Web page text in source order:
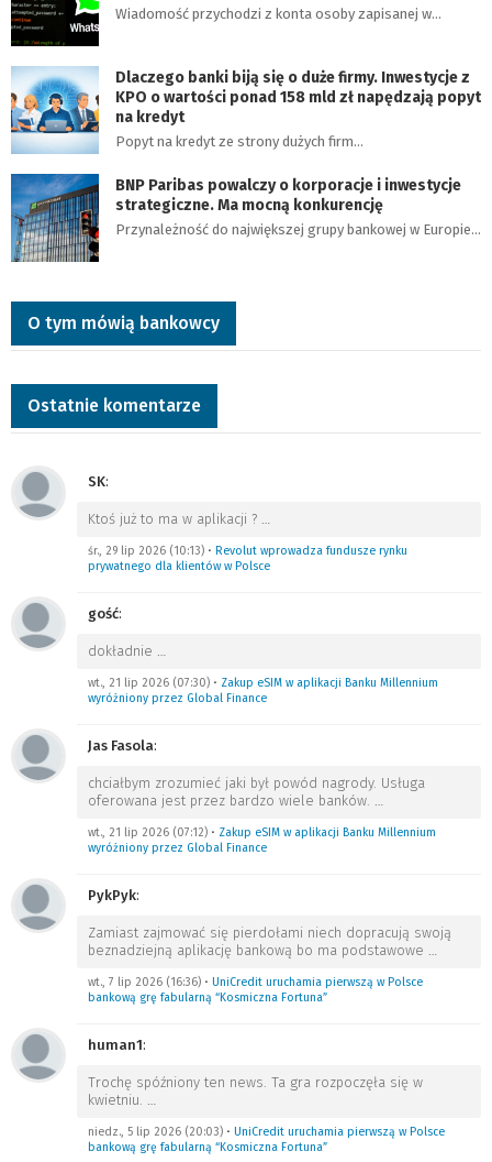
Wiadomość przychodzi z konta osoby zapisanej w…
Dlaczego banki biją się o duże firmy. Inwestycje z
KPO o wartości ponad 158 mld zł napędzają popyt
na kredyt
Popyt na kredyt ze strony dużych firm…
BNP Paribas powalczy o korporacje i inwestycje
strategiczne. Ma mocną konkurencję
Przynależność do największej grupy bankowej w Europie…
O tym mówią bankowcy
Ostatnie komentarze
SK:
Ktoś już to ma w aplikacji ? …
śr., 29 lip 2026 (10:13) • Revolut wprowadza fundusze rynku
prywatnego dla klientów w Polsce
gość:
dokładnie …
wt., 21 lip 2026 (07:30) • Zakup eSIM w aplikacji Banku Millennium
wyróżniony przez Global Finance
Jas Fasola:
chciałbym zrozumieć jaki był powód nagrody. Usługa
oferowana jest przez bardzo wiele banków. …
wt., 21 lip 2026 (07:12) • Zakup eSIM w aplikacji Banku Millennium
wyróżniony przez Global Finance
PykPyk:
Zamiast zajmować się pierdołami niech dopracują swoją
beznadziejną aplikację bankową bo ma podstawowe …
wt., 7 lip 2026 (16:36) • UniCredit uruchamia pierwszą w Polsce
bankową grę fabularną “Kosmiczna Fortuna”
human1:
Trochę spóźniony ten news. Ta gra rozpoczęła się w
kwietniu. …
niedz., 5 lip 2026 (20:03) • UniCredit uruchamia pierwszą w Polsce
bankową grę fabularną “Kosmiczna Fortuna”